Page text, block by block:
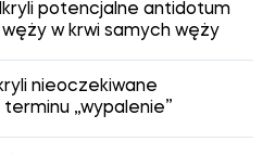
potencjalne antidotum
w krwi samych węży
nieoczekiwane
„wypalenie”